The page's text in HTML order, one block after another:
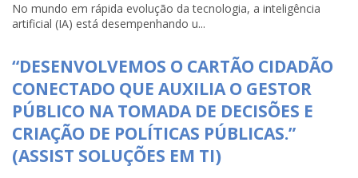
No mundo em rápida evolução da tecnologia, a inteligência
artificial (IA) está desempenhando u...
“DESENVOLVEMOS O CARTÃO CIDADÃO
CONECTADO QUE AUXILIA O GESTOR
PÚBLICO NA TOMADA DE DECISÕES E
CRIAÇÃO DE POLÍTICAS PÚBLICAS.”
(ASSIST SOLUÇÕES EM TI)